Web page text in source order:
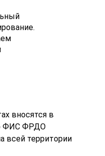
вносятся в
ФИС ФРДО
всей территории